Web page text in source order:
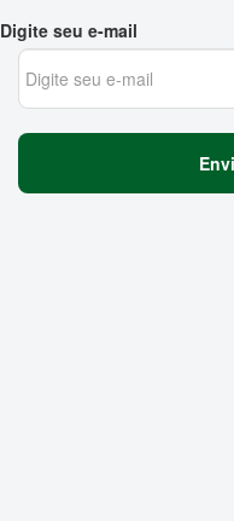
Digite seu e-mail